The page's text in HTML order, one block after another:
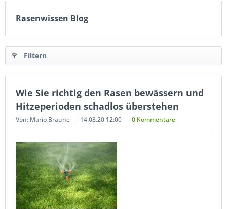
Rasenwissen Blog
Filtern
Wie Sie richtig den Rasen bewässern und
Hitzeperioden schadlos überstehen
Von: Mario Braune 14.08.20 12:00 0 Kommentare